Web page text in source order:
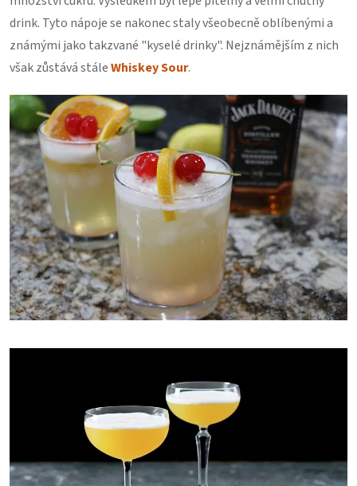
drink. Tyto nápoje se nakonec staly všeobecně oblíbenými a
známými jako takzvané "kyselé drinky". Nejznámějším z nich
však zůstává stáleWhiskey Sour.